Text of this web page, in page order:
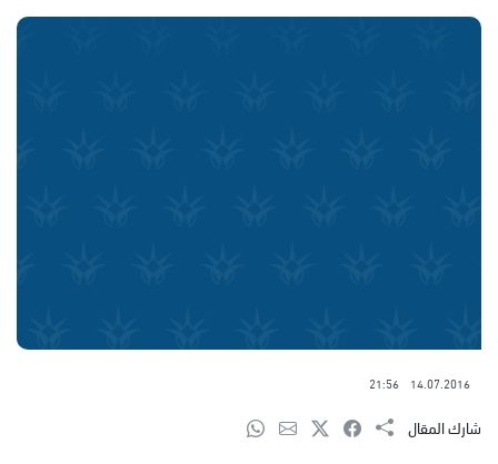
14.07.2016
21:56
شارك المقال